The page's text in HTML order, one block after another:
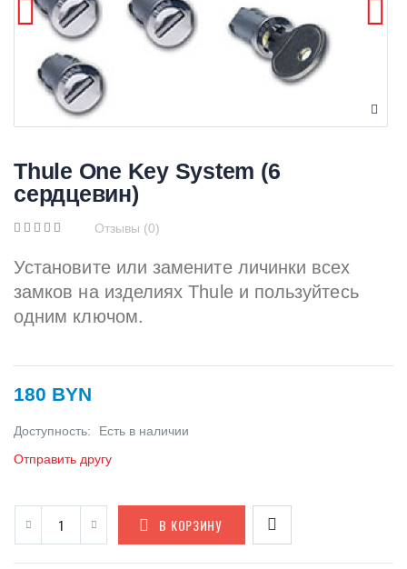
Thule One Key System (6
сердцевин)
Отзывы (0)
Установите или замените личинки всех
замков на изделиях Thule и пользуйтесь
одним ключом.
180 BYN
Доступность:
Есть в наличии
Отправить другу
В КОРЗИНУ